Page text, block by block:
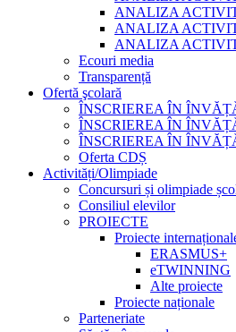
ANALIZA
ANALIZA
ANALIZA
Ecouri media
Transparență
Ofertă şcolară
ÎNSCRIEREA ÎN
ÎNSCRIEREA ÎN
ÎNSCRIEREA ÎN
Oferta CDȘ
Activități/Olimpiade
Concursuri și olimpiade
Consiliul elevilor
PROIECTE
Proiecte
ERASMUS+
eTWINNING
Alte proiecte
Proiecte naționale
Parteneriate